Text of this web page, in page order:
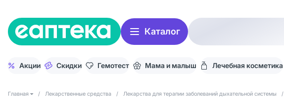
Каталог
Акции Скидки Гемотест Мама и малыш Лечебная косметика
Главная / Лекарственные средства / Лекарства для терапии заболеваний дыхательной системы /